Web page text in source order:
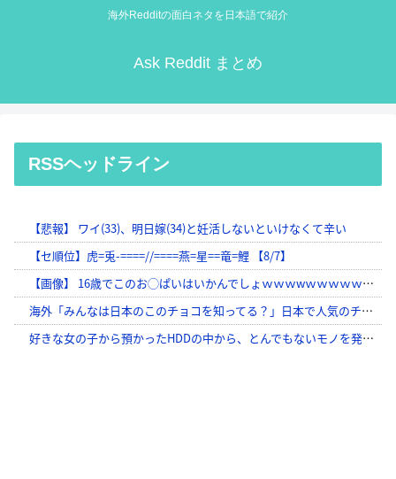
海外Redditの面白ネタを日本語で紹介
Ask Reddit まとめ
RSSヘッドライン